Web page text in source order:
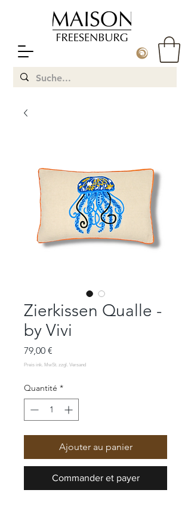
Zierkissen Qualle -
by Vivi
79,00 €
Quantité *
Ajouter au panier
Commander et payer